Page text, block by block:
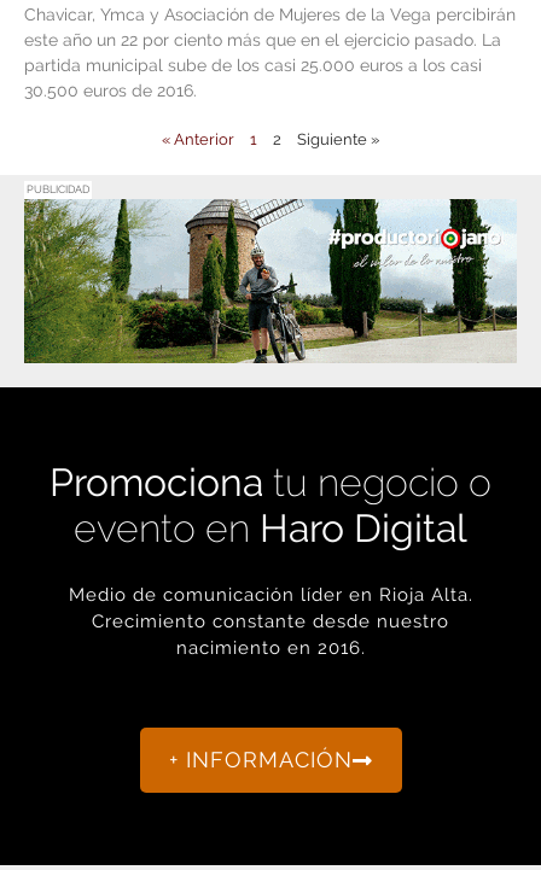
Chavicar, Ymca y Asociación de Mujeres de la Vega percibirán
este año un 22 por ciento más que en el ejercicio pasado. La
partida municipal sube de los casi 25.000 euros a los casi
30.500 euros de 2016.
« Anterior 1 2 Siguiente »
PUBLICIDAD
Promociona tu negocio o
evento en Haro Digital
Medio de comunicación líder en Rioja Alta.
Crecimiento constante desde nuestro
nacimiento en 2016.
+ INFORMACIÓN